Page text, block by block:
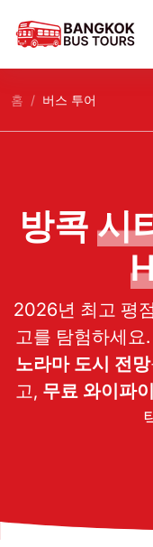
홈 버스 투어
방콕 시
2026년 최고 평
고를 탐험하세요.
노라마 도시 전망
고, 무료 와이파이